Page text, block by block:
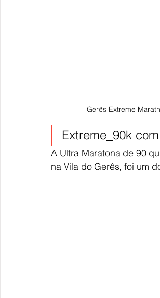
Gerês Extreme
Extreme_90k
A Ultra Maratona de 90
na Vila do Gerês, foi um